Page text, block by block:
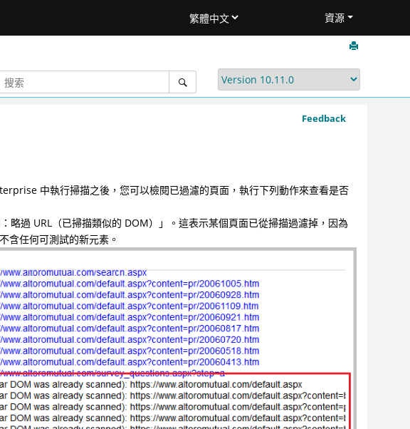
資源
Feedback
中執行掃描之後，您可以檢閱已過濾的頁面，執行下列動作來查看是否
略過 URL（已掃描類似的 DOM）」。這表示某個頁面已從掃描過濾掉，因為
含任何可測試的新元素。